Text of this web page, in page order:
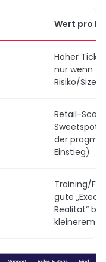
Wert pro
Hoher Tick-
nur wenn
Risiko/Size
Retail-
Sweetspot
der
Einstieg)
Training/
gute
Realität“ bei
kleinerem